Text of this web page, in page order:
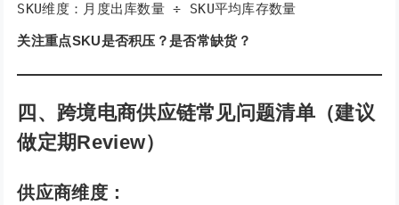
SKU维度：月度出库数量 ÷ SKU平均库存数量
关注重点SKU是否积压？是否常缺货？
四、跨境电商供应链常见问题清单（建议
做定期Review）
供应商维度：